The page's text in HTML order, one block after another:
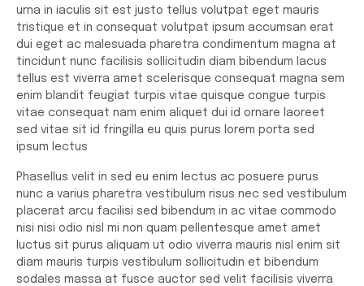
urna in iaculis sit est justo tellus volutpat eget mauris
tristique et in consequat volutpat ipsum accumsan erat
dui eget ac malesuada pharetra condimentum magna at
tincidunt nunc facilisis sollicitudin diam bibendum lacus
tellus est viverra amet scelerisque consequat magna sem
enim blandit feugiat turpis vitae quisque congue turpis
vitae consequat nam enim aliquet dui id ornare laoreet
sed vitae sit id fringilla eu quis purus lorem porta sed
ipsum lectus
Phasellus velit in sed eu enim lectus ac posuere purus
nunc a varius pharetra vestibulum risus nec sed vestibulum
placerat arcu facilisi sed bibendum in ac vitae commodo
nisi nisi odio nisl mi non quam pellentesque amet amet
luctus sit purus aliquam ut odio viverra mauris nisl enim sit
diam mauris turpis vestibulum sollicitudin et bibendum
sodales massa at fusce auctor sed velit facilisis viverra